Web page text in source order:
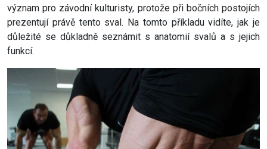
význam pro závodní kulturisty, protože při bočních postojích
prezentují právě tento sval. Na tomto příkladu vidíte, jak je
důležité se důkladně seznámit s anatomií svalů a s jejich
funkcí.